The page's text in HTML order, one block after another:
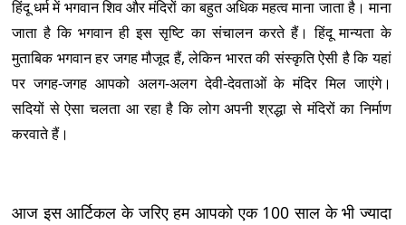
हिंदू धर्म में भगवान शिव और मंदिरों का बहुत अधिक महत्व माना जाता है। माना
जाता है कि भगवान ही इस सृष्टि का संचालन करते हैं। हिंदू मान्यता के
मुताबिक भगवान हर जगह मौजूद हैं, लेकिन भारत की संस्कृति ऐसी है कि यहां
पर जगह-जगह आपको अलग-अलग देवी-देवताओं के मंदिर मिल जाएंगे।
सदियों से ऐसा चलता आ रहा है कि लोग अपनी श्रद्धा से मंदिरों का निर्माण
करवाते हैं।
आज इस आर्टिकल के जरिए हम आपको एक 100 साल के भी ज्यादा